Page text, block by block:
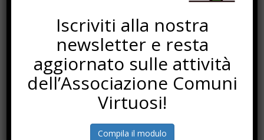
Iscriviti alla nostra
newsletter e resta
aggiornato sulle attività
dell’Associazione Comuni
Virtuosi!
Compila il modulo